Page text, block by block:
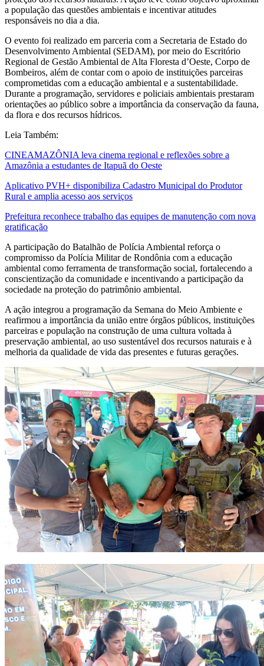
a população das questões ambientais e incentivar atitudes
responsáveis no dia a dia.
O evento foi realizado em parceria com a Secretaria de Estado do
Desenvolvimento Ambiental (SEDAM), por meio do Escritório
Regional de Gestão Ambiental de Alta Floresta d’Oeste, Corpo de
Bombeiros, além de contar com o apoio de instituições parceiras
comprometidas com a educação ambiental e a sustentabilidade.
Durante a programação, servidores e policiais ambientais prestaram
orientações ao público sobre a importância da conservação da fauna,
da flora e dos recursos hídricos.
Leia Também:
CINEAMAZÔNIA leva cinema regional e reflexões sobre a
Amazônia a estudantes de Itapuã do Oeste
Aplicativo PVH+ disponibiliza Cadastro Municipal do Produtor
Rural e amplia acesso aos serviços
Prefeitura reconhece trabalho das equipes de manutenção com nova
gratificação
A participação do Batalhão de Polícia Ambiental reforça o
compromisso da Polícia Militar de Rondônia com a educação
ambiental como ferramenta de transformação social, fortalecendo a
conscientização da comunidade e incentivando a participação da
sociedade na proteção do patrimônio ambiental.
A ação integrou a programação da Semana do Meio Ambiente e
reafirmou a importância da união entre órgãos públicos, instituições
parceiras e população na construção de uma cultura voltada à
preservação ambiental, ao uso sustentável dos recursos naturais e à
melhoria da qualidade de vida das presentes e futuras gerações.